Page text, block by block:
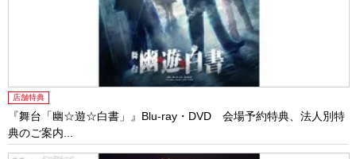
店舗特典
『舞台「幽☆遊☆白書」』Blu-ray・DVD 会場予約特典、法人別特
典のご案内...